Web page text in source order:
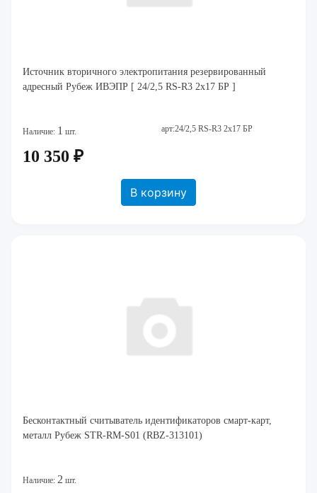
Источник вторичного электропитания резервированный
адресный Рубеж ИВЭПР [ 24/2,5 RS-R3 2х17 БР ]
Наличие: 1 шт. арт:24/2,5 RS-R3 2х17 БР
10 350 ₽
В корзину
Бесконтактный считыватель идентификаторов смарт-карт,
металл Рубеж STR-RM-S01 (RBZ-313101)
Наличие: 2 шт.